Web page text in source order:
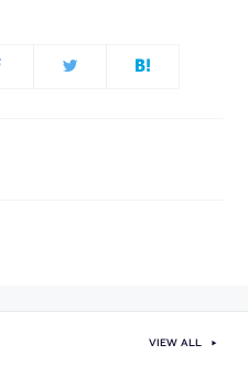
VIEW ALL